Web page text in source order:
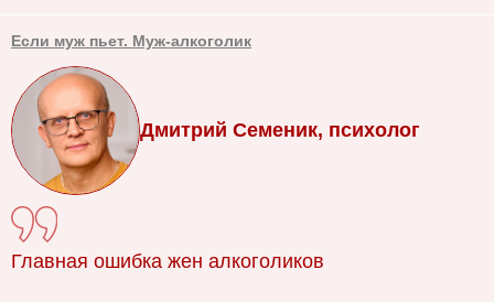
Если муж пьет. Муж-алкоголик
Дмитрий Семеник, психолог
Главная ошибка жен алкоголиков